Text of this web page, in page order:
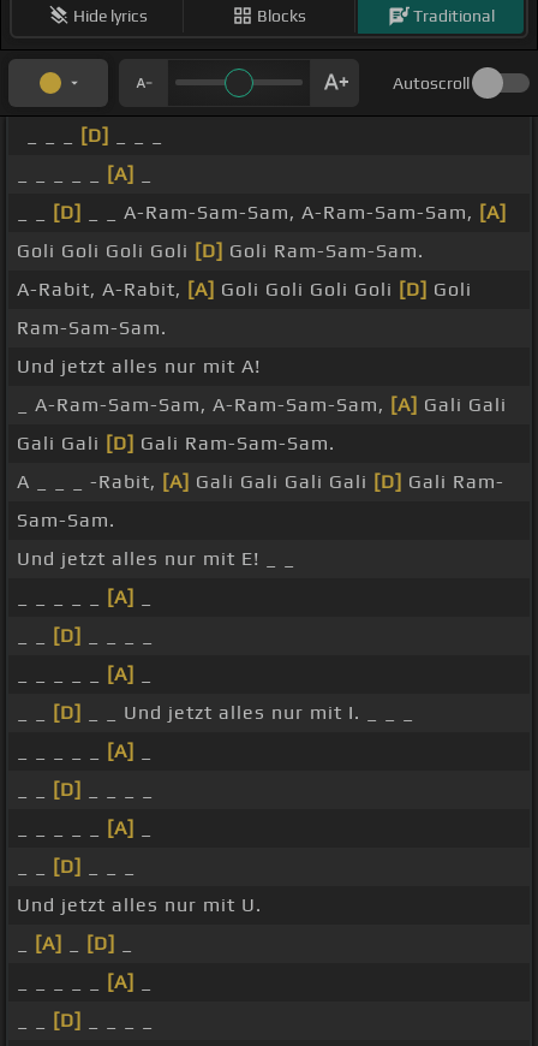
Hide lyrics Blocks Traditional
Autoscroll
[D]
[A]
[D] _ _ A-Ram-Sam-Sam, A-Ram-Sam-Sam, [A]
Goli Goli Goli Goli [D] Goli Ram-Sam-Sam.
A-Rabit, A-Rabit, [A] Goli Goli Goli Goli [D] Goli
Ram-Sam-Sam.
Und jetzt alles nur mit A!
_ A-Ram-Sam-Sam, A-Ram-Sam-Sam, [A] Gali Gali
Gali Gali [D] Gali Ram-Sam-Sam.
A _ _ _ -Rabit, [A] Gali Gali Gali Gali [D] Gali Ram-
Sam-Sam.
Und jetzt alles nur mit E! _ _
[A]
[D]
[A]
[D]
_ _ Und jetzt alles nur mit I. _ _ _
[A]
[D]
[A]
[D]
Und jetzt alles nur mit U.
[A] [D]
[A]
[D]